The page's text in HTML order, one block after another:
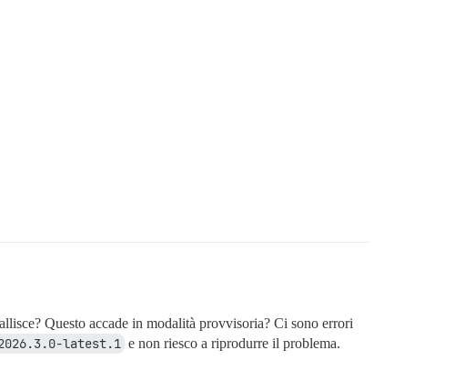
Questo accade in modalità provvisoria? Ci sono errori
latest.1 e non riesco a riprodurre il problema.